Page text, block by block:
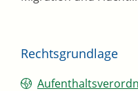
Rechtsgrundlage